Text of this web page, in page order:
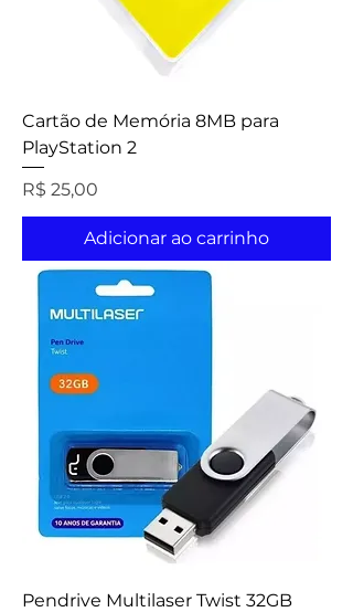
Cartão de Memória 8MB para
PlayStation 2
Preço
R$ 25,00
Adicionar ao carrinho
Pendrive Multilaser Twist 32GB